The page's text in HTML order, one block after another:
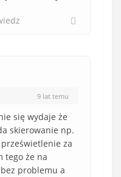
9 lat temu
się wydaje że
skierowanie np.
za
tego że na
problemu a